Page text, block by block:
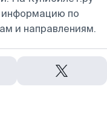
информацию по
и направлениям.